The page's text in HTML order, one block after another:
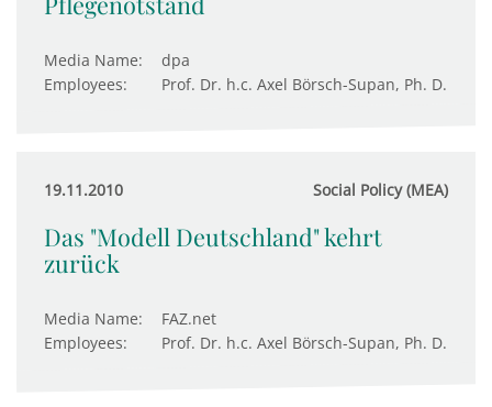
Media Name:
dpa
Employees:
Prof. Dr. h.c. Axel Börsch-Supan, Ph. D.
19.11.2010 Social Policy (MEA)
Das "Modell Deutschland" kehrt
zurück
Media Name:
FAZ.net
Employees:
Prof. Dr. h.c. Axel Börsch-Supan, Ph. D.